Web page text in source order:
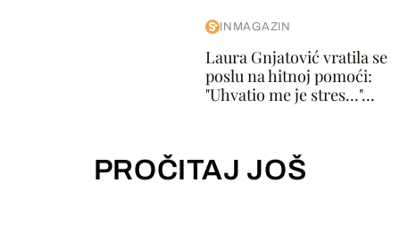
INMAGAZIN
Laura Gnjatović vratila se
poslu na hitnoj pomoći:
"Uhvatio me je stres..."...
PROČITAJ JOŠ